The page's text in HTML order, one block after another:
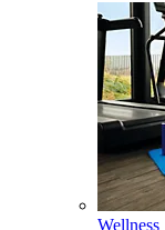
Wellness